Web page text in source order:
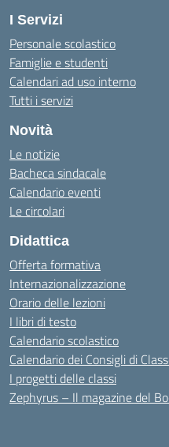
I Servizi
Personale scolastico
Famiglie e studenti
Calendari ad uso interno
Tutti i servizi
Novità
Le notizie
Bacheca sindacale
Calendario eventi
Le circolari
Didattica
Offerta formativa
Internazionalizzazione
Orario delle lezioni
I libri di testo
Calendario scolastico
Calendario dei Consigli di
I progetti delle classi
Zephyrus – Il magazine del